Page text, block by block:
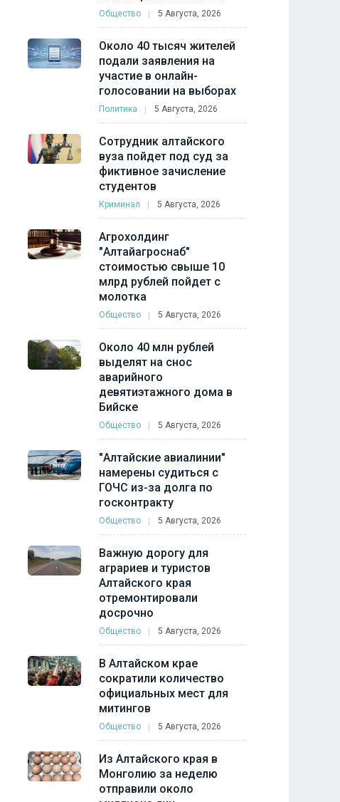
Общество 5 Августа, 2026
Около 40 тысяч жителей
подали заявления на
участие в онлайн-
голосовании на выборах
Политика 5 Августа, 2026
Сотрудник алтайского
вуза пойдет под суд за
фиктивное зачисление
студентов
Криминал 5 Августа, 2026
Агрохолдинг
"Алтайагроснаб"
стоимостью свыше 10
млрд рублей пойдет с
молотка
Общество 5 Августа, 2026
Около 40 млн рублей
выделят на снос
аварийного
девятиэтажного дома в
Бийске
Общество 5 Августа, 2026
"Алтайские авиалинии"
намерены судиться с
ГОЧС из-за долга по
госконтракту
Общество 5 Августа, 2026
Важную дорогу для
аграриев и туристов
Алтайского края
отремонтировали
досрочно
Общество 5 Августа, 2026
В Алтайском крае
сократили количество
официальных мест для
митингов
Общество 5 Августа, 2026
Из Алтайского края в
Монголию за неделю
отправили около